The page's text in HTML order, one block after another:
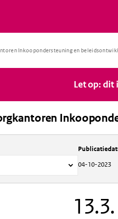
Inkoopondersteuning en
Let op: dit
Zorgkantoren
04-10-2023